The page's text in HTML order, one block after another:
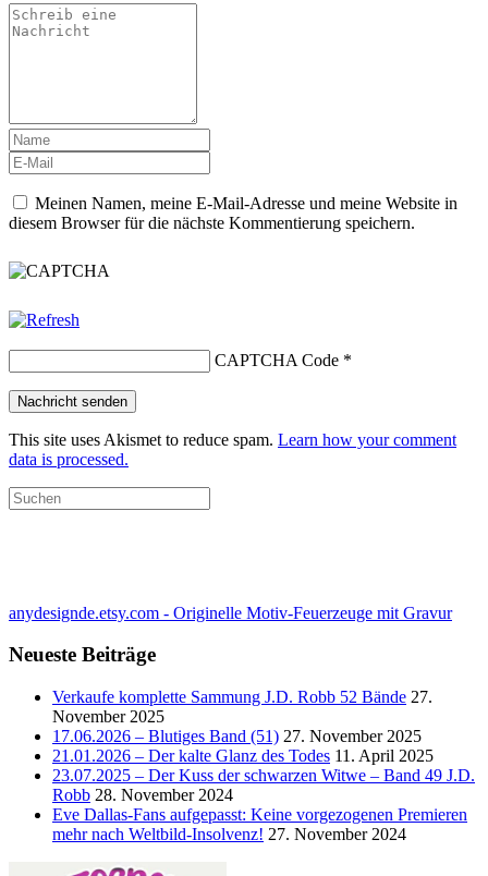
Meinen Namen, meine E-Mail-Adresse und meine Website in
diesem Browser für die nächste Kommentierung speichern.
CAPTCHA Code *
This site uses Akismet to reduce spam. Learn how your comment
data is processed.
anydesignde.etsy.com - Originelle Motiv-Feuerzeuge mit Gravur
Neueste Beiträge
Verkaufe komplette Sammung J.D. Robb 52 Bände 27.
November 2025
17.06.2026 – Blutiges Band (51) 27. November 2025
21.01.2026 – Der kalte Glanz des Todes 11. April 2025
23.07.2025 – Der Kuss der schwarzen Witwe – Band 49 J.D.
Robb 28. November 2024
Eve Dallas-Fans aufgepasst: Keine vorgezogenen Premieren
mehr nach Weltbild-Insolvenz! 27. November 2024